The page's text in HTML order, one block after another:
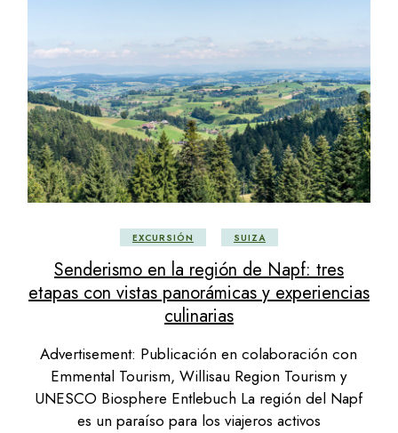
EXCURSIÓN SUIZA
Senderismo en la región de Napf: tres
etapas con vistas panorámicas y experiencias
culinarias
Advertisement: Publicación en colaboración con
Emmental Tourism, Willisau Region Tourism y
UNESCO Biosphere Entlebuch La región del Napf
es un paraíso para los viajeros activos